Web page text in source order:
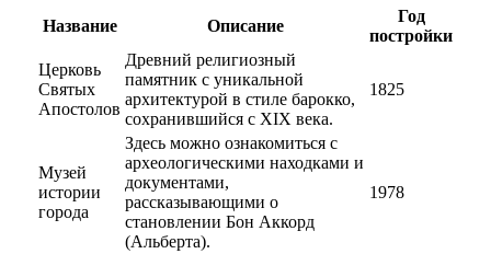
Название Описание
Год
постройки
Церковь
Святых
Апостолов
Древний религиозный
памятник с уникальной
архитектурой в стиле барокко,
сохранившийся с XIX века.
1825
Музей
истории
города
Здесь можно ознакомиться с
археологическими находками и
документами,
рассказывающими о
становлении Бон Аккорд
(Альберта).
1978